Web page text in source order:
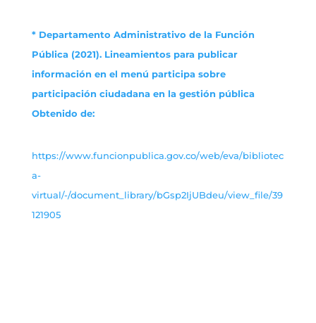
* Departamento Administrativo de la Función
Pública (2021). Lineamientos para publicar
información en el menú participa sobre
participación ciudadana en la gestión pública
Obtenido de:
https://www.funcionpublica.gov.co/web/eva/bibliotec
a-
virtual/-/document_library/bGsp2IjUBdeu/view_file/39
121905